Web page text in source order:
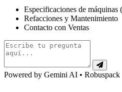
Especificaciones de máquinas
Refacciones y Mantenimiento
Contacto con Ventas
Powered by Gemini AI • Robuspack